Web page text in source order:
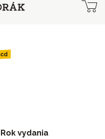
cd
Rok vydania